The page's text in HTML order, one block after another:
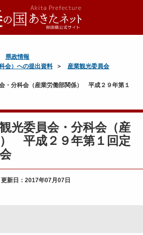
県政情報
会）への提出資料
産業観光委員会
・分科会（産業労働部関係） 平成２９年第１
光委員会・分科会（産
平成２９年第１回定
更新日： 2017年07月07日